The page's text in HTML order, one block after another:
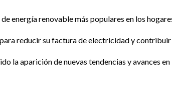
energía renovable más populares en los
reducir su factura de electricidad y
la aparición de nuevas tendencias y avances